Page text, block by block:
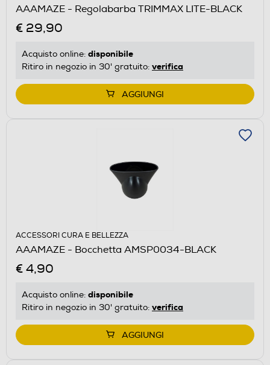
AAAMAZE - Regolabarba TRIMMAX LITE-BLACK
€ 29,90
Acquisto online: disponibile
Ritiro in negozio in 30' gratuito: verifica
AGGIUNGI
ACCESSORI CURA E BELLEZZA
AAAMAZE - Bocchetta AMSP0034-BLACK
€ 4,90
Acquisto online: disponibile
Ritiro in negozio in 30' gratuito: verifica
AGGIUNGI